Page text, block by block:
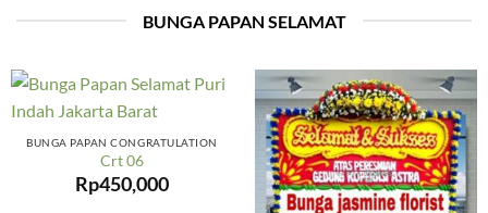
BUNGA PAPAN SELAMAT
BUNGA PAPAN CONGRATULATION
Crt 06
Rp450,000